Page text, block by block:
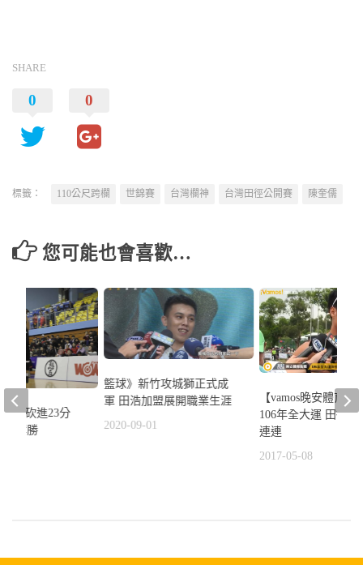
SHARE
0 0
標籤： 110公尺跨欄 世錦賽 台灣欄神 台灣田徑公開賽 陳奎儒
您可能也會喜歡…
籃球》新竹攻城獅正式成
軍 田浩加盟展開職業生涯
2020-09-01
【vamos晚安體育新
106年全大運 田徑場
連連
2017-05-08
卓敬砍進23分
戰奪勝